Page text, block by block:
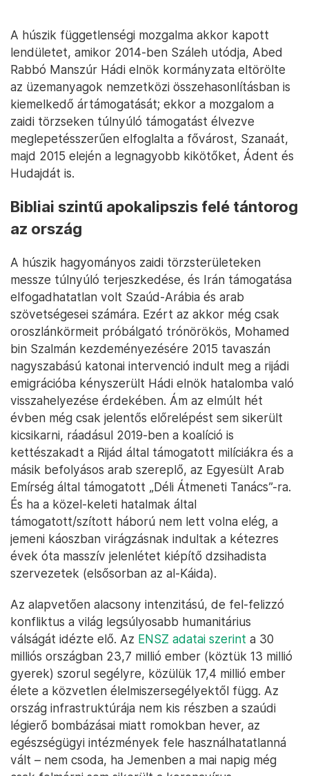
A húszik függetlenségi mozgalma akkor kapott
lendületet, amikor 2014-ben Száleh utódja, Abed
Rabbó Manszúr Hádi elnök kormányzata eltörölte
az üzemanyagok nemzetközi összehasonlításban is
kiemelkedő ártámogatását; ekkor a mozgalom a
zaidi törzseken túlnyúló támogatást élvezve
meglepetésszerűen elfoglalta a fővárost, Szanaát,
majd 2015 elején a legnagyobb kikötőket, Ádent és
Hudajdát is.
Bibliai szintű apokalipszis felé tántorog
az ország
A húszik hagyományos zaidi törzsterületeken
messze túlnyúló terjeszkedése, és Irán támogatása
elfogadhatatlan volt Szaúd-Arábia és arab
szövetségesei számára. Ezért az akkor még csak
oroszlánkörmeit próbálgató trónörökös, Mohamed
bin Szalmán kezdeményezésére 2015 tavaszán
nagyszabású katonai intervenció indult meg a rijádi
emigrációba kényszerült Hádi elnök hatalomba való
visszahelyezése érdekében. Ám az elmúlt hét
évben még csak jelentős előrelépést sem sikerült
kicsikarni, ráadásul 2019-ben a koalíció is
kettészakadt a Rijád által támogatott milíciákra és a
másik befolyásos arab szereplő, az Egyesült Arab
Emírség által támogatott „Déli Átmeneti Tanács”-ra.
És ha a közel-keleti hatalmak által
támogatott/szított háború nem lett volna elég, a
jemeni káoszban virágzásnak indultak a kétezres
évek óta masszív jelenlétet kiépítő dzsihadista
szervezetek (elsősorban az al-Káida).
Az alapvetően alacsony intenzitású, de fel-felizzó
konfliktus a világ legsúlyosabb humanitárius
válságát idézte elő. Az ENSZ adatai szerint a 30
milliós országban 23,7 millió ember (köztük 13 millió
gyerek) szorul segélyre, közülük 17,4 millió ember
élete a közvetlen élelmiszersegélyektől függ. Az
ország infrastruktúrája nem kis részben a szaúdi
légierő bombázásai miatt romokban hever, az
egészségügyi intézmények fele használhatatlanná
vált – nem csoda, ha Jemenben a mai napig még